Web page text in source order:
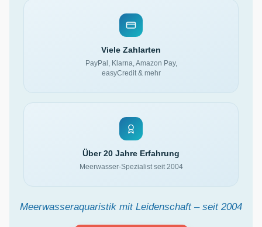
Viele Zahlarten
PayPal, Klarna, Amazon Pay,
easyCredit & mehr
Über 20 Jahre Erfahrung
Meerwasser-Spezialist seit 2004
Meerwasseraquaristik mit Leidenschaft – seit 2004